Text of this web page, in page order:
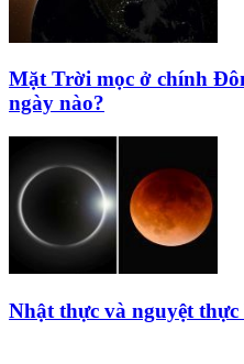
Mặt Trời mọc ở chính
ngày nào?
Nhật thực và nguyệt